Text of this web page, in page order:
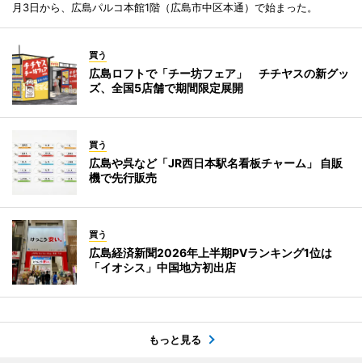
月3日から、広島パルコ本館1階（広島市中区本通）で始まった。
買う
広島ロフトで「チー坊フェア」 チチヤスの新グッ
ズ、全国5店舗で期間限定展開
買う
広島や呉など「JR西日本駅名看板チャーム」 自販
機で先行販売
買う
広島経済新聞2026年上半期PVランキング1位は
「イオシス」中国地方初出店
もっと見る